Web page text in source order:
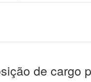
de cargo